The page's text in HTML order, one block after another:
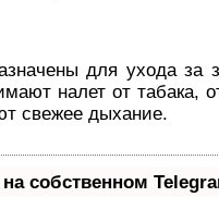
для ухода за
налет от табака,
свежее дыхание.
собственном